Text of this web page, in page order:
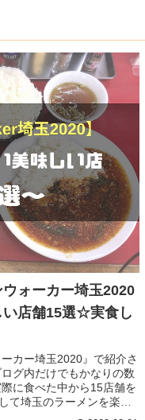
ウォーカー埼玉2020
い店舗15選☆実食し
カー埼玉2020』で紹介さ
グ内だけでもかなりの数
に食べた中から15店舗を
て埼玉のラーメンを楽し